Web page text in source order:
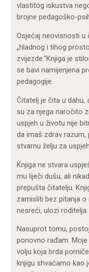
vlastitog iskustva
brojne pedagoško-
Osjećaj neovisnosti u
„hladnog i tihog
zvijezde.“Knjiga je
se bavi namijenjena
pedagogije.
Čitatelj je čita u
su za njega naročito
uspjeh u životu nije
da imaš zdrav razum,
stvarnu želju za
Knjiga ne stvara
mu liječi dušu, ali
prepušta čitatelju.
zamisliti bez pitanja
nesreći, ulozi roditelja.
Nasuprot tomu,
ponovno rađam.
volju koja brda
knjigu shvaćamo kao